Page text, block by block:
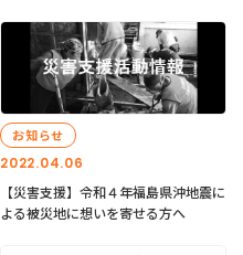
2022.04.06
お知らせ
【災害支援】令和４年福島県沖地震に
よる被災地に想いを寄せる方へ